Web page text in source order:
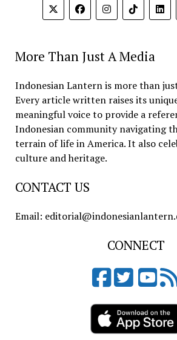
More Than Just A Media
Indonesian Lantern is more than
Every article written raises its
meaningful voice to provide a
Indonesian community navigating
terrain of life in America. It also
culture and heritage.
CONTACT US
Email:
CONNECT